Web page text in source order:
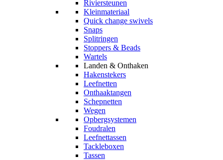
Riviersteunen
Kleinmateriaal
Quick change swivels
Snaps
Splitringen
Stoppers & Beads
Wartels
Landen & Onthaken
Hakenstekers
Leefnetten
Onthaaktangen
Schepnetten
Wegen
Opbergsystemen
Foudralen
Leefnettassen
Tackleboxen
Tassen